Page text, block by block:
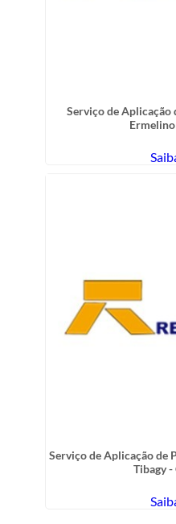
Serviço de
Serviço de Aplicação de
Tibagy